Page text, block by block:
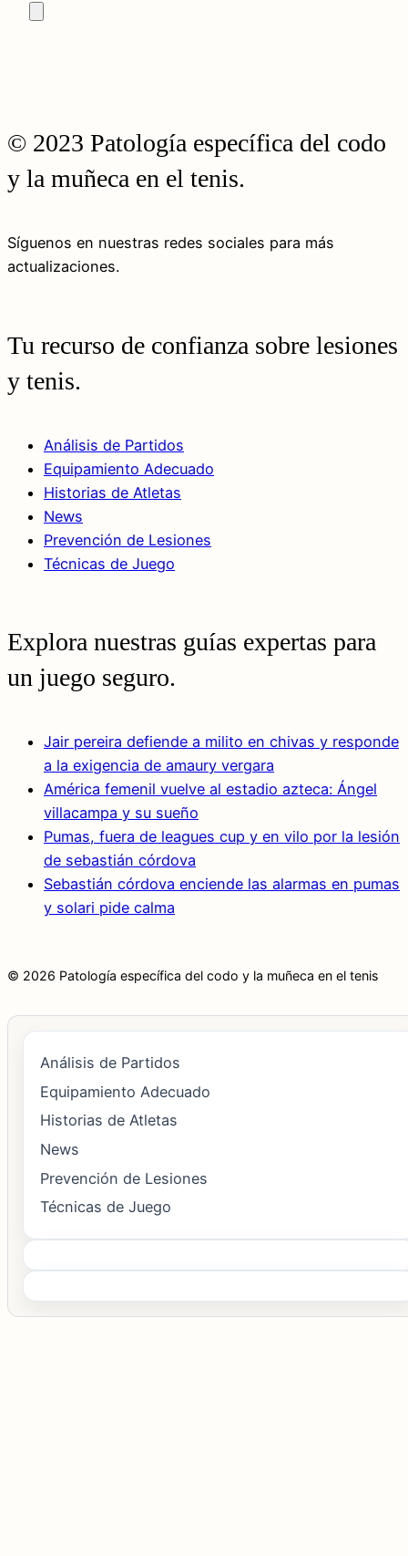
© 2023 Patología específica del codo
y la muñeca en el tenis.
Síguenos en nuestras redes sociales para más
actualizaciones.
Tu recurso de confianza sobre lesiones
y tenis.
Análisis de Partidos
Equipamiento Adecuado
Historias de Atletas
News
Prevención de Lesiones
Técnicas de Juego
Explora nuestras guías expertas para
un juego seguro.
Jair pereira defiende a milito en chivas y responde
a la exigencia de amaury vergara
América femenil vuelve al estadio azteca: Ángel
villacampa y su sueño
Pumas, fuera de leagues cup y en vilo por la lesión
de sebastián córdova
Sebastián córdova enciende las alarmas en pumas
y solari pide calma
© 2026 Patología específica del codo y la muñeca en el tenis
Análisis de Partidos
Equipamiento Adecuado
Historias de Atletas
News
Prevención de Lesiones
Técnicas de Juego